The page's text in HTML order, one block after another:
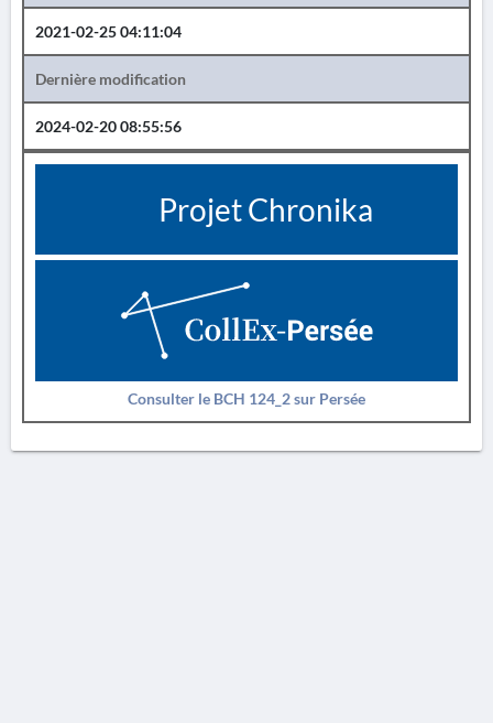
2021-02-25 04:11:04
Dernière modification
2024-02-20 08:55:56
Projet Chronika
Consulter le BCH 124_2 sur Persée